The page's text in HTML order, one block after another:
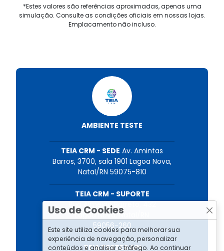
*Estes valores são referências aproximadas, apenas uma
simulação. Consulte as condições oficiais em nossas lojas.
Emplacamento não incluso.
AMBIENTE TESTE
TEIA CRM - SEDE Av. Amintas
Barros, 3700, sala 1901 Lagoa Nova,
Natal/RN 59075-810
TEIA CRM - SUPORTE
Rua Almeida Barreto, 432
Lagoa Nova, Natal/RN
59056-260
TEIA TESTES API
Uso de Cookies
Este site utiliza cookies para melhorar sua
experiência de navegação, personalizar
conteúdos e analisar o tráfego. Ao continuar